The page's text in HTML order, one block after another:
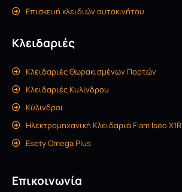
Επισκευή κλειδιών αυτοκινήτου
Κλειδαριές
Κλειδαριές Θωρακισμένων Πορτών
Kλειδαριές Kυλίνδρου
Κύλινδροι
Ηλεκτρομηχανική Κλειδαριά Fiam Iseo X1R
Esety Omega Plus
Επικοινωνία